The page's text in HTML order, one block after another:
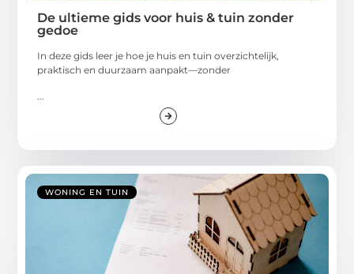
De ultieme gids voor huis & tuin zonder
gedoe
In deze gids leer je hoe je huis en tuin overzichtelijk,
praktisch en duurzaam aanpakt—zonder
WONING EN TUIN